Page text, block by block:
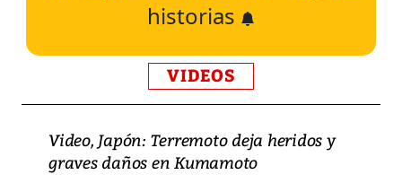
historias
VIDEOS
Video, Japón: Terremoto deja heridos y
graves daños en Kumamoto